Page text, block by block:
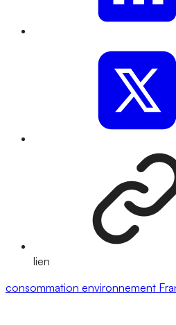
lien
consommation environnement